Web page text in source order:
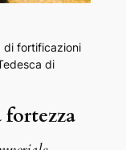
di fortificazioni
di
fortezza